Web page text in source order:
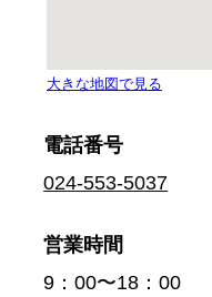
電話番号
024-553-5037
営業時間
9：00〜18：00